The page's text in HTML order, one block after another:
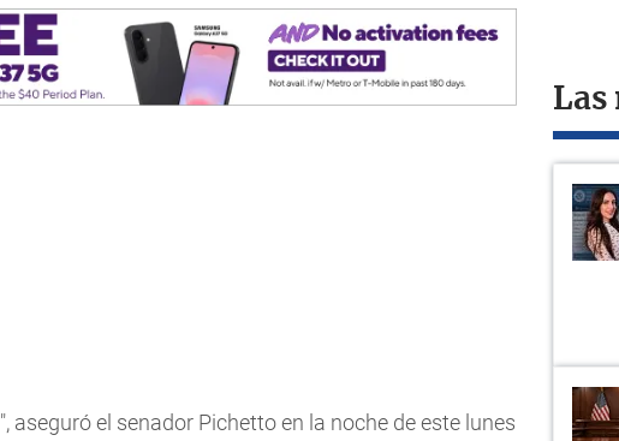
", aseguró el senador Pichetto en la noche de este lunes
Las